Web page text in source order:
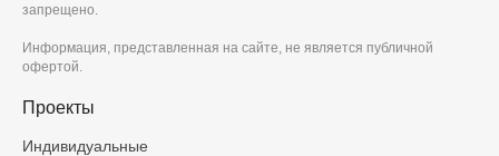
запрещено.
Информация, представленная на сайте, не является публичной
офертой.
Проекты
Индивидуальные